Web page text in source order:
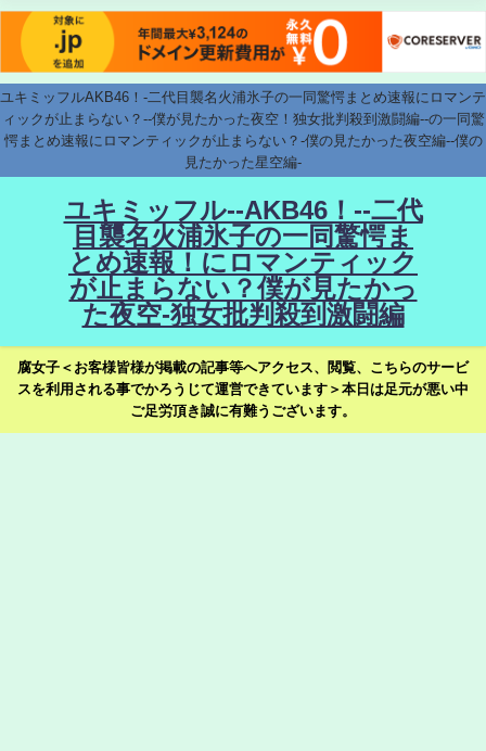
ユキミッフルAKB46！-二代目襲名火浦氷子の一同驚愕まとめ速報にロマンテ
ィックが止まらない？--僕が見たかった夜空！独女批判殺到激闘編--の一同驚
愕まとめ速報にロマンティックが止まらない？-僕の見たかった夜空編--僕の
見たかった星空編-
ユキミッフル--AKB46！--二代
目襲名火浦氷子の一同驚愕ま
とめ速報！にロマンティック
が止まらない？僕が見たかっ
た夜空-独女批判殺到激闘編
腐女子＜お客様皆様が掲載の記事等へアクセス、閲覧、こちらのサービ
スを利用される事でかろうじて運営できています＞本日は足元が悪い中
ご足労頂き誠に有難うございます。